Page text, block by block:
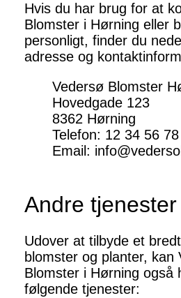
Hvis du har brug for at
Blomster i Hørning eller
personligt, finder du
adresse og
Vedersø Blomster
Hovedgade 123
8362 Hørning
Telefon: 12 34 56 78
Email:
Andre tjenester
Udover at tilbyde et
blomster og planter, kan
Blomster i Hørning også
følgende tjenester: